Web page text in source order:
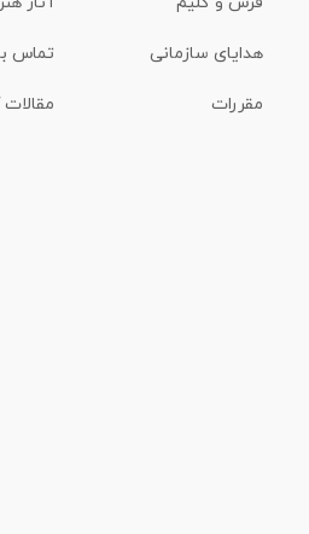
هدایای سازمانی تماس
مقررات